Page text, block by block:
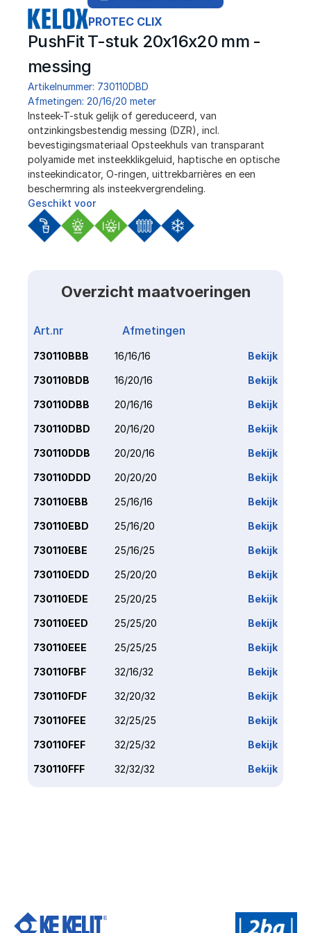
PROTEC CLIX
PushFit T-stuk 20x16x20 mm -
messing
Artikelnummer: 730110DBD
Afmetingen: 20/16/20 meter
﻿Insteek-T-stuk gelijk of gereduceerd, van
ontzinkingsbestendig messing (DZR), incl.
bevestigingsmateriaal Opsteekhuls van transparant
polyamide met insteekklikgeluid, haptische en optische
insteekindicator, O-ringen, uittrekbarrières en een
beschermring als insteekvergrendeling.
Geschikt voor
Overzicht maatvoeringen
Art.nr Afmetingen
730110BBB 16/16/16 Bekijk
730110BDB 16/20/16 Bekijk
730110DBB 20/16/16 Bekijk
730110DBD 20/16/20 Bekijk
730110DDB 20/20/16 Bekijk
730110DDD 20/20/20 Bekijk
730110EBB 25/16/16 Bekijk
730110EBD 25/16/20 Bekijk
730110EBE 25/16/25 Bekijk
730110EDD 25/20/20 Bekijk
730110EDE 25/20/25 Bekijk
730110EED 25/25/20 Bekijk
730110EEE 25/25/25 Bekijk
730110FBF 32/16/32 Bekijk
730110FDF 32/20/32 Bekijk
730110FEE 32/25/25 Bekijk
730110FEF 32/25/32 Bekijk
730110FFF 32/32/32 Bekijk